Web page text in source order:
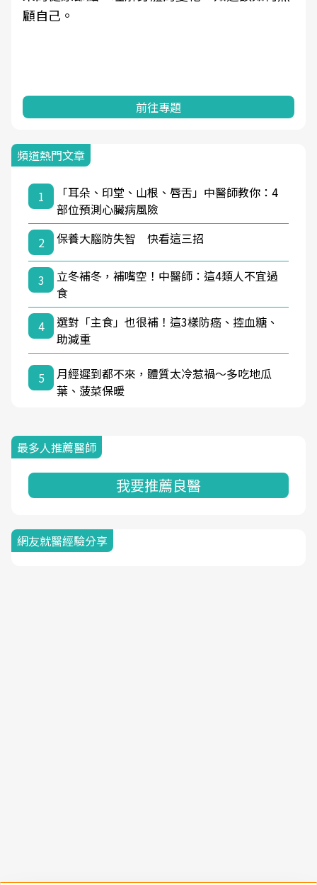
顧自己。
前往專題
頻道熱門文章
1
「耳朵、印堂、山根、唇舌」中醫師教你：4
部位預測心臟病風險
2
保養大腦防失智 快看這三招
3
立冬補冬，補嘴空！中醫師：這4類人不宜過
食
4
選對「主食」也很補！這3樣防癌、控血糖、
助減重
5
月經遲到都不來，體質太冷惹禍〜多吃地瓜
葉、菠菜保暖
最多人推薦醫師
我要推薦良醫
網友就醫經驗分享